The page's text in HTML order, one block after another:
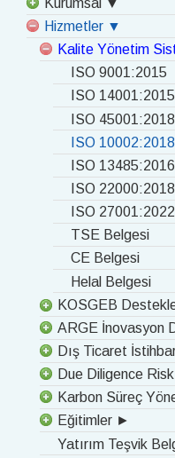
Hizmetler ▼
Kalite Yönetim
ISO 9001:2015
ISO 14001:2015
ISO 45001:2018
ISO 10002:2018
ISO 13485:2016
ISO 22000:2018
ISO 27001:2022
TSE Belgesi
CE Belgesi
Helal Belgesi
KOSGEB
ARGE İnovasyon
Dış Ticaret
Due Diligence
Karbon Süreç
Eğitimler ►
Yatırım Teşvik